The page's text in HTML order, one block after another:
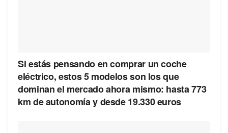
Si estás pensando en comprar un coche
eléctrico, estos 5 modelos son los que
dominan el mercado ahora mismo: hasta 773
km de autonomía y desde 19.330 euros